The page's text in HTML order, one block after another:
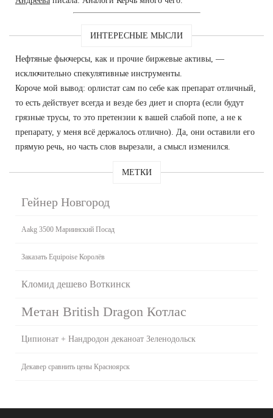
ИНТЕРЕСНЫЕ МЫСЛИ
Нефтяные фьючерсы, как и прочие биржевые активы, —
исключительно спекулятивные инструменты.
Короче мой вывод: орлистат сам по себе как препарат отличный,
то есть действует всегда и везде без диет и спорта (если будут
грязные трусы, то это претензии к вашей слабой попе, а не к
препарату, у меня всё держалось отлично). Да, они оставили его
прямую речь, но часть слов вырезали, а смысл изменился.
МЕТКИ
Гейнер Новгород
Aakg 3500 Мариинский Посад
Заказать Equipoise Королёв
Кломид дешево Воткинск
Метан British Dragon Котлас
Ципионат + Нандродон деканоат Зеленодольск
Декавер сравнить цены Красноярск